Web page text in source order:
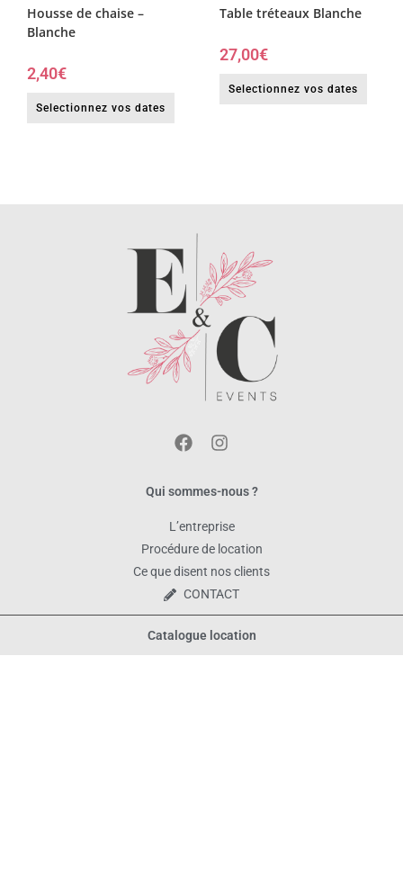
Housse de chaise –
Blanche
2,40€
Selectionnez vos dates
Table tréteaux Blanche
27,00€
Selectionnez vos dates
Qui sommes-nous ?
L’entreprise
Procédure de location
Ce que disent nos clients
CONTACT
Catalogue location